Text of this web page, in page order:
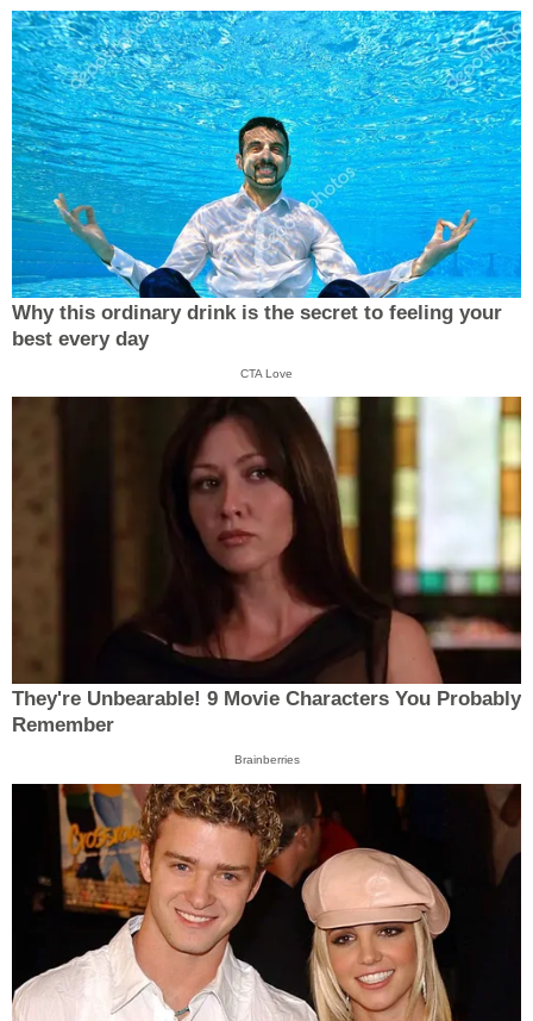
Why this ordinary drink is the secret to feeling your
best every day
CTA Love
They're Unbearable! 9 Movie Characters You Probably
Remember
Brainberries